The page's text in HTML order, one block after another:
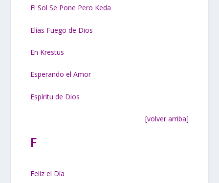
El Sol Se Pone Pero Keda
Elías Fuego de Dios
En Krestus
Esperando el Amor
Espíritu de Dios
[volver arriba]
F
Feliz el Día